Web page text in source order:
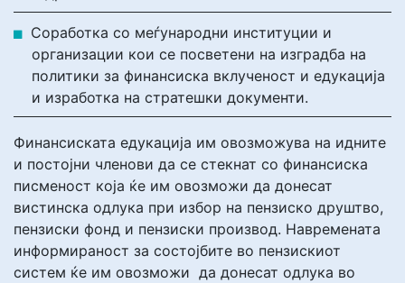
Соработка со меѓународни институции и
организации кои се посветени на изградба на
политики за финансиска вклученост и едукација
и изработка на стратешки документи.
Финансиската едукација им овозможува на идните
и постојни членови да се стекнат со финансиска
писменост која ќе им овозможи да донесат
вистинска одлука при избор на пензиско друштво,
пензиски фонд и пензиски производ. Навремената
информираност за состојбите во пензискиот
систем ќе им овозможи да донесат одлука во